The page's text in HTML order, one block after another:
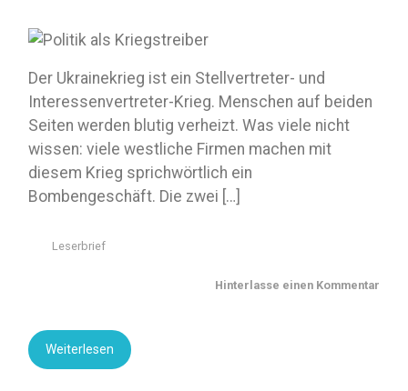
Der Ukrainekrieg ist ein Stellvertreter- und
Interessenvertreter-Krieg. Menschen auf beiden
Seiten werden blutig verheizt. Was viele nicht
wissen: viele westliche Firmen machen mit
diesem Krieg sprichwörtlich ein
Bombengeschäft. Die zwei […]
Leserbrief
Hinterlasse einen Kommentar
Weiterlesen